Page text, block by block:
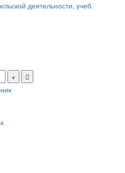
деятельности, учеб.